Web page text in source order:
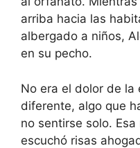
arriba hacia las
albergado a niños,
en su pecho.
No era el dolor de la
diferente, algo que
no sentirse solo.
escuchó risas